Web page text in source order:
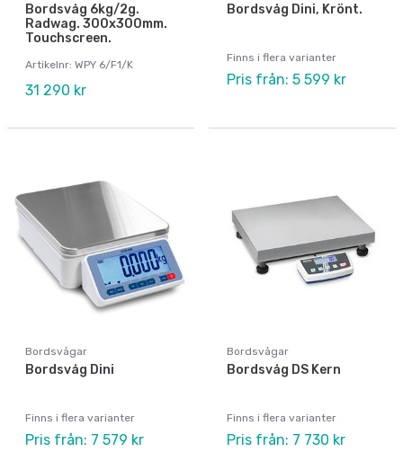
Bordsvåg 6kg/2g.
Radwag. 300x300mm.
Touchscreen.
Artikelnr: WPY 6/F1/K
31 290 kr
Bordsvåg Dini, Krönt.
Finns i flera varianter
Pris från: 5 599 kr
Bordsvågar
Bordsvåg Dini
Finns i flera varianter
Pris från: 7 579 kr
Bordsvågar
Bordsvåg DS Kern
Finns i flera varianter
Pris från: 7 730 kr